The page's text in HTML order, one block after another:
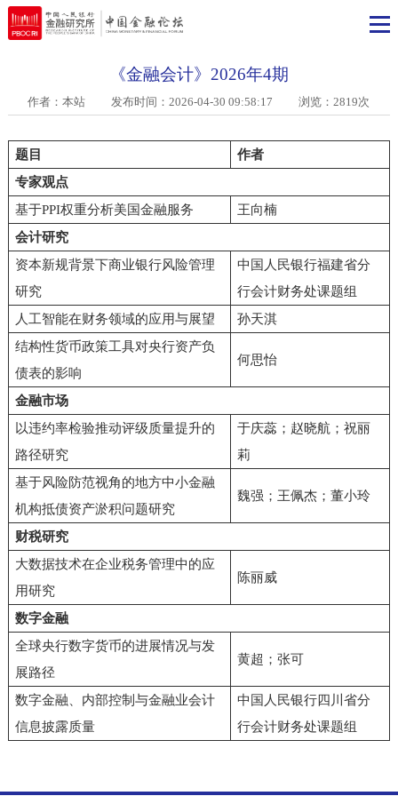
《金融会计》2026年4期
作者：本站发布时间：2026-04-30 09:58:17 浏览：2819次
题目 作者
专家观点
基于PPI权重分析美国金融服务 王向楠
会计研究
研究
行会计财务处课题组
人工智能在财务领域的应用与展望
孙天淇
结构性货币政策工具对央行资产负
债表的影响
金融市场
以违约率检验推动评级质量提升的
路径研究
于庆蕊；赵晓航；祝丽
基于风险防范视角的地方中小金融
机构抵债资产淤积问题研究
魏强；王佩杰；董小玲
财税研究
大数据技术在企业税务管理中的应
用研究
陈丽威
数字金融
全球央行数字货币的进展情况与发
展路径
黄超；张可
数字金融、内部控制与金融业会计
中国人民银行四川省分